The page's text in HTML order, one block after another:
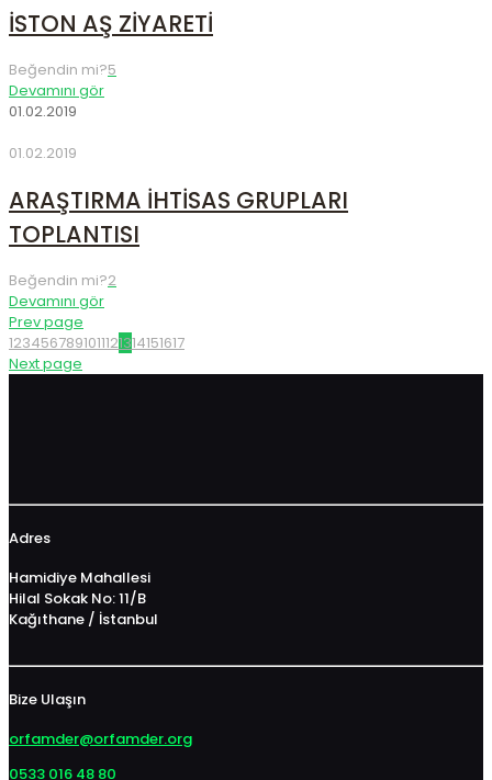
İSTON AŞ ZİYARETİ
Beğendin mi?5
Devamını gör
01.02.2019
01.02.2019
ARAŞTIRMA İHTİSAS GRUPLARI
TOPLANTISI
Beğendin mi?2
Devamını gör
Prev page
1234567891011121314151617
Next page
Adres
Hamidiye Mahallesi
Hilal Sokak No: 11/B
Kağıthane / İstanbul
Bize Ulaşın
orfamder@orfamder.org
0533 016 48 80